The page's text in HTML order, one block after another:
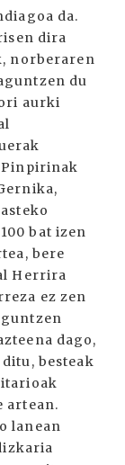
da.
dira
norberaren
du
aurki
Pinpirinak
bat izen
bere
Herrira
ez zen
dago,
besteak
artean.
lanean